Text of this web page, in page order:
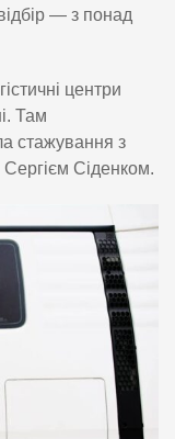
— з понад
центри
Там
стажування з
Сіденком.